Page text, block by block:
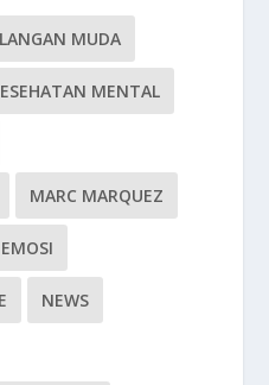
MUDA
MENTAL
MARC MARQUEZ
NEWS